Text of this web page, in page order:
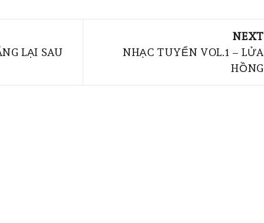
LẠI SAU
NEXT
NHẠC TUYỂN VOL.1 – LỬA
HỒNG